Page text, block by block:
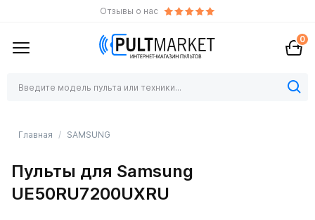
Отзывы о нас
0
Главная SAMSUNG
Пульты для Samsung
UE50RU7200UXRU